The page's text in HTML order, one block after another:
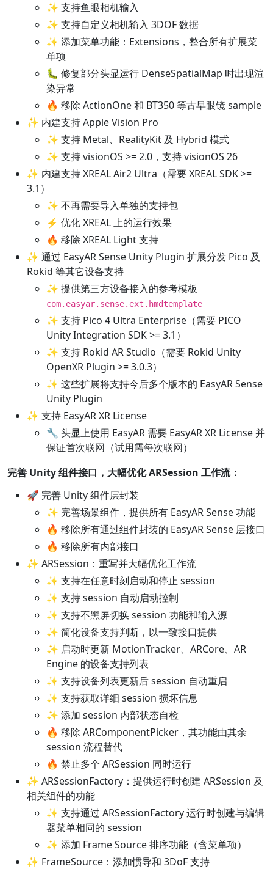
✨ 支持鱼眼相机输入
✨ 支持自定义相机输入 3DOF 数据
✨ 添加菜单功能：Extensions，整合所有扩展菜
单项
🐛 修复部分头显运行 DenseSpatialMap 时出现渲
染异常
🔥 移除 ActionOne 和 BT350 等古早眼镜 sample
✨ 内建支持 Apple Vision Pro
✨ 支持 Metal、RealityKit 及 Hybrid 模式
✨ 支持 visionOS >= 2.0，支持 visionOS 26
✨ 内建支持 XREAL Air2 Ultra（需要 XREAL SDK >=
3.1）
✨ 不再需要导入单独的支持包
⚡ 优化 XREAL 上的运行效果
🔥 移除 XREAL Light 支持
✨ 通过 EasyAR Sense Unity Plugin 扩展分发 Pico 及
Rokid 等其它设备支持
✨ 提供第三方设备接入的参考模板
com.easyar.sense.ext.hmdtemplate
✨ 支持 Pico 4 Ultra Enterprise（需要 PICO
Unity Integration SDK >= 3.1）
✨ 支持 Rokid AR Studio（需要 Rokid Unity
OpenXR Plugin >= 3.0.3）
✨ 这些扩展将支持今后多个版本的 EasyAR Sense
Unity Plugin
✨ 支持 EasyAR XR License
🔧 头显上使用 EasyAR 需要 EasyAR XR License 并
保证首次联网（试用需每次联网）
完善 Unity 组件接口，大幅优化 ARSession 工作流：
🚀 完善 Unity 组件层封装
✨ 完善场景组件，提供所有 EasyAR Sense 功能
🔥 移除所有通过组件封装的 EasyAR Sense 层接口
🔥 移除所有内部接口
✨ ARSession：重写并大幅优化工作流
✨ 支持在任意时刻启动和停止 session
✨ 支持 session 自动启动控制
✨ 支持不黑屏切换 session 功能和输入源
✨ 简化设备支持判断，以一致接口提供
✨ 启动时更新 MotionTracker、ARCore、AR
Engine 的设备支持列表
✨ 支持设备列表更新后 session 自动重启
✨ 支持获取详细 session 损坏信息
✨ 添加 session 内部状态自检
🔥 移除 ARComponentPicker，其功能由其余
session 流程替代
🔥 禁止多个 ARSession 同时运行
✨ ARSessionFactory：提供运行时创建 ARSession 及
相关组件的功能
✨ 支持通过 ARSessionFactory 运行时创建与编辑
器菜单相同的 session
✨ 添加 Frame Source 排序功能（含菜单项）
✨ FrameSource：添加惯导和 3DoF 支持